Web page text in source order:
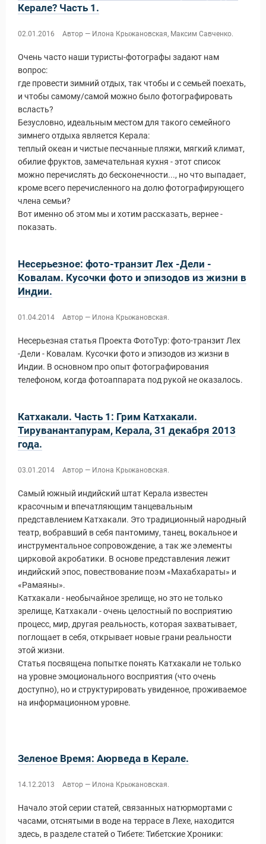
Керале? Часть 1.
02.01.2016 Автор — Илона Крыжановская, Максим Савченко.
Очень часто наши туристы-фотографы задают нам
вопрос:
где провести зимний отдых, так чтобы и с семьей поехать,
и чтобы самому/самой можно было фотографировать
всласть?
Безусловно, идеальным местом для такого семейного
зимнего отдыха является Керала:
теплый океан и чистые песчанные пляжи, мягкий климат,
обилие фруктов, замечательная кухня - этот список
можно перечислять до бесконечности..., но что выпадает,
кроме всего перечисленного на долю фотографирующего
члена семьи?
Вот именно об этом мы и хотим рассказать, вернее -
показать.
Несерьезное: фото-транзит Лех -Дели -
Ковалам. Кусочки фото и эпизодов из жизни в
Индии.
01.04.2014 Автор — Илона Крыжановская.
Несерьезная статья Проекта ФотоТур: фото-транзит Лех
-Дели - Ковалам. Кусочки фото и эпизодов из жизни в
Индии. В основном про опыт фотографирования
телефоном, когда фотоаппарата под рукой не оказалось.
Катхакали. Часть 1: Грим Катхакали.
Тируванантапурам, Керала, 31 декабря 2013
года.
03.01.2014 Автор — Илона Крыжановская.
Самый южный индийский штат Керала известен
красочным и впечатляющим танцевальным
представлением Катхакали. Это традиционный народный
театр, вобравший в себя пантомиму, танец, вокальное и
инструментальное сопровождение, а так же элементы
цирковой акробатики. В основе представления лежит
индийский эпос, повествование поэм «Махабхараты» и
«Рамаяны».
Катхакали - необычайное зрелище, но это не только
зрелище, Катхакали - очень целостный по восприятию
процесс, мир, другая реальность, которая захватывает,
поглощает в себя, открывает новые грани реальности
этой жизни.
Статья посвящена попытке понять Катхакали не только
на уровне эмоционального восприятия (что очень
доступно), но и структурировать увиденное, проживаемое
на информационном уровне.
Зеленое Время: Аюрведа в Керале.
14.12.2013 Автор — Илона Крыжановская.
Начало этой серии статей, связанных натюрмортами с
часами, отснятыми в воде на террасе в Лехе, находится
здесь, в разделе статей о Тибете: Тибетские Хроники: